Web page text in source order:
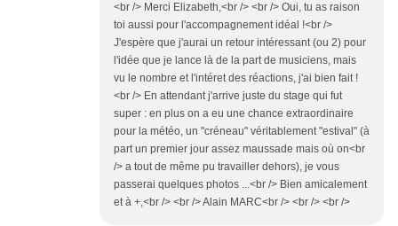
<br /> Merci Elizabeth,<br /> <br /> Oui, tu as raison
toi aussi pour l'accompagnement idéal !<br />
J'espère que j'aurai un retour intéressant (ou 2) pour
l'idée que je lance là de la part de musiciens, mais
vu le nombre et l'intéret des réactions, j'ai bien fait !
<br /> En attendant j'arrive juste du stage qui fut
super : en plus on a eu une chance extraordinaire
pour la météo, un "créneau" véritablement "estival" (à
part un premier jour assez maussade mais où on<br
/> a tout de même pu travailler dehors), je vous
passerai quelques photos ...<br /> Bien amicalement
et à +,<br /> <br /> Alain MARC<br /> <br /> <br />